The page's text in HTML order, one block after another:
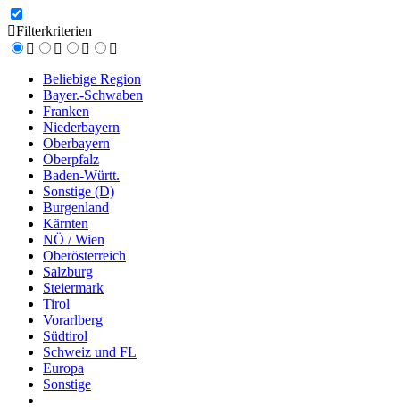
Filterkriterien
Beliebige Region
Bayer.-Schwaben
Franken
Niederbayern
Oberbayern
Oberpfalz
Baden-Württ.
Sonstige (D)
Burgenland
Kärnten
NÖ / Wien
Oberösterreich
Salzburg
Steiermark
Tirol
Vorarlberg
Südtirol
Schweiz und FL
Europa
Sonstige